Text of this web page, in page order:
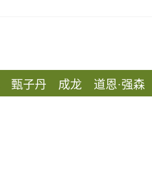
甄子丹 成龙 道恩·强森